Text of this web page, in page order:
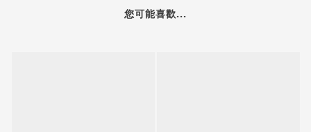
您可能喜歡...